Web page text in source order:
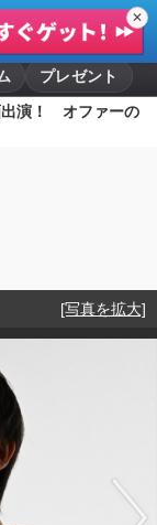
✕
プレゼント
出演！ オファーの
[写真を拡大]